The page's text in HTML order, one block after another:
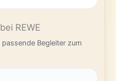
REWE
Begleiter zum